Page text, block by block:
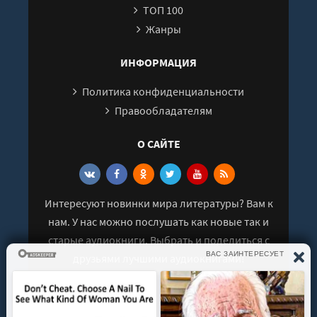
ТОП 100
Жанры
ИНФОРМАЦИЯ
Политика конфиденциальности
Правообладателям
О САЙТЕ
Интересуют новинки мира литературы? Вам к
нам. У нас можно послушать как новые так и
старые аудиокниги. Выбрать и поделиться с
друзьями лучшими аудиокнигами!